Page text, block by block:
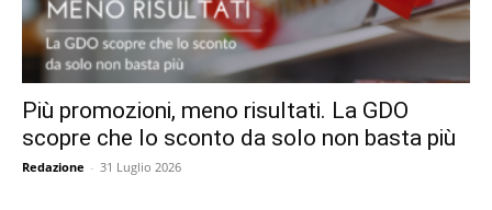
Più promozioni, meno risultati. La GDO
scopre che lo sconto da solo non basta più
Redazione - 31 Luglio 2026